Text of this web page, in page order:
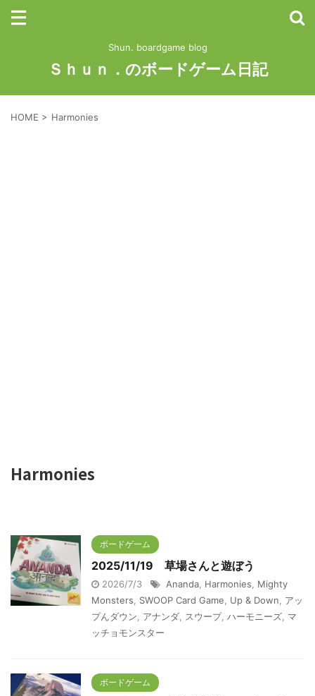
Shun. boardgame blog
Ｓｈｕｎ．のボードゲーム日記
HOME > Harmonies
Harmonies
ボードゲーム
2025/11/19 草場さんと遊ぼう
2026/7/3 Ananda Harmonies
Mighty
Monsters
SWOOP Card Game Up & Down
アッ
プんダウン
アナンダ スウープ, ハーモニーズ マ
ッチョモンスター
ボードゲーム